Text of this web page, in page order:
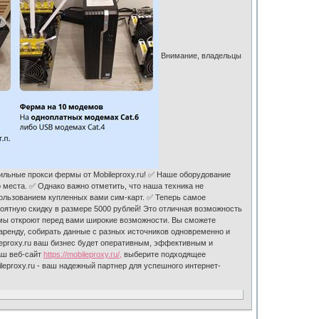
Внимание, владельцы
прокси фермы от Mobileproxy.ru! ✅ Наше оборудование
места. ✅ Однако важно отметить, что наша техника не
купленных вами сим-карт. ✅ Теперь самое
скидку в размере 5000 рублей! Это отличная возможность
откроют перед вами широкие возможности. Вы сможете
собирать данные с разных источников одновременно и
ваш бизнес будет оперативным, эффективным и
веб-сайтhttps://mobileproxy.ru/, выберите подходящее
- ваш надежный партнер для успешного интернет-